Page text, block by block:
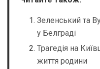
Зеленський та
у Белграді
Трагедія на
життя родини